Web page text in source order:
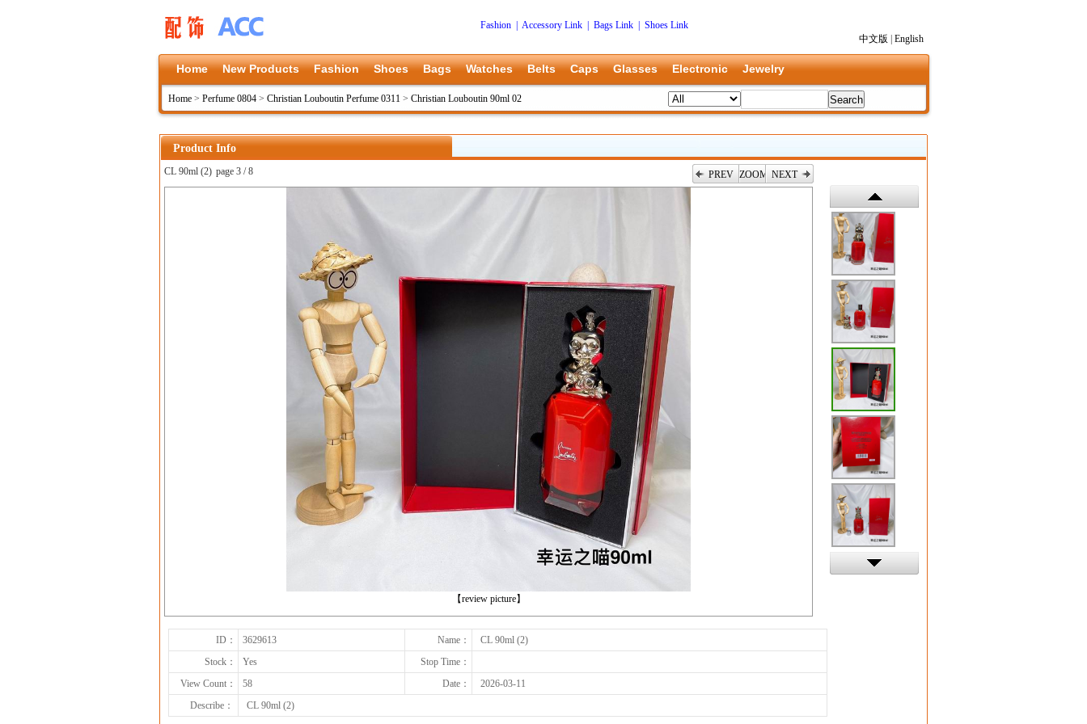
Fashion Accessory Link Bags Link
Shoes Link
中文版
English
Home New Products Fashion Shoes Bags Watches Belts Caps Glasses Electronic Jewelry
Home > Perfume 0804 > Christian Louboutin Perfume 0311 > Christian Louboutin 90ml 02
Product Info
CL 90ml (2) page 3 / 8 PREV ZOOM NEXT
【review picture】
ID： 3629613 Name：
CL 90ml (2)
Stock：
Yes
Stop Time：
View Count：
58 Date：
2026-03-11
Describe：
CL 90ml (2)